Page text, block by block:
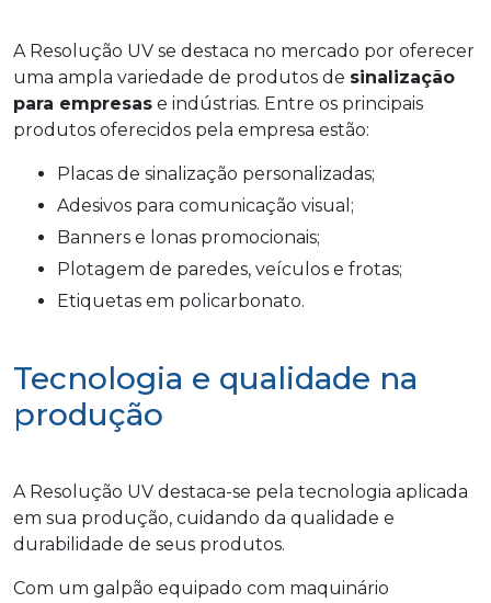
A Resolução UV se destaca no mercado por oferecer
uma ampla variedade de produtos de sinalização
para empresas e indústrias. Entre os principais
produtos oferecidos pela empresa estão:
Placas de sinalização personalizadas;
Adesivos para comunicação visual;
Banners e lonas promocionais;
Plotagem de paredes, veículos e frotas;
Etiquetas em policarbonato.
Tecnologia e qualidade na
produção
A Resolução UV destaca-se pela tecnologia aplicada
em sua produção, cuidando da qualidade e
durabilidade de seus produtos.
Com um galpão equipado com maquinário